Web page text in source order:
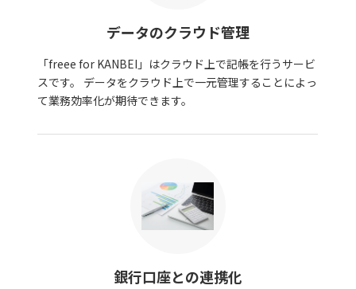
データのクラウド管理
「freee for KANBEI」はクラウド上で記帳を行うサービ
スです。 データをクラウド上で一元管理することによっ
て業務効率化が期待できます。
銀行口座との連携化